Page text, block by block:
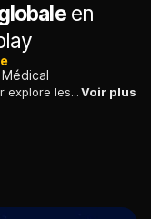
en
Dans une grande enquête, Andreas Pichler explore les raisons qui poussent l'être humain à abuser de l’alcool, un fléau aux conséquences dévastatrices.Voir plus